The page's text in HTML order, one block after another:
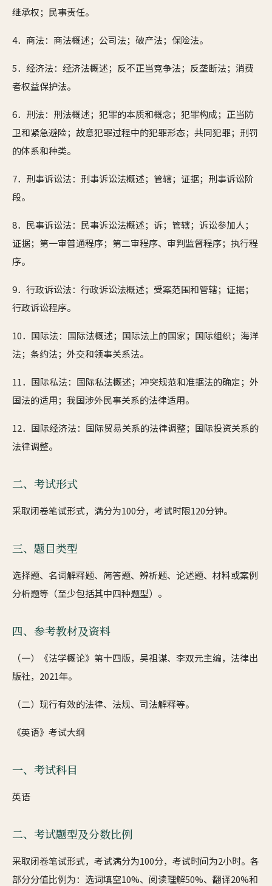
继承权；民事责任。
4．商法：商法概述；公司法；破产法；保险法。
5．经济法：经济法概述；反不正当竞争法；反垄断法；消费
者权益保护法。
6．刑法：刑法概述；犯罪的本质和概念；犯罪构成；正当防
卫和紧急避险；故意犯罪过程中的犯罪形态；共同犯罪；刑罚
的体系和种类。
7．刑事诉讼法：刑事诉讼法概述；管辖；证据；刑事诉讼阶
段。
8．民事诉讼法：民事诉讼法概述；诉；管辖；诉讼参加人；
证据；第一审普通程序；第二审程序、审判监督程序；执行程
序。
9．行政诉讼法：行政诉讼法概述；受案范围和管辖；证据；
行政诉讼程序。
10．国际法：国际法概述；国际法上的国家；国际组织；海洋
法；条约法；外交和领事关系法。
11．国际私法：国际私法概述；冲突规范和准据法的确定；外
国法的适用；我国涉外民事关系的法律适用。
12．国际经济法：国际贸易关系的法律调整；国际投资关系的
法律调整。
二、考试形式
采取闭卷笔试形式，满分为100分，考试时限120分钟。
三、题目类型
选择题、名词解释题、简答题、辨析题、论述题、材料或案例
分析题等（至少包括其中四种题型）。
四、参考教材及资料
（一）《法学概论》第十四版，吴祖谋、李双元主编，法律出
版社，2021年。
（二）现行有效的法律、法规、司法解释等。
《英语》考试大纲
一、考试科目
英语
二、考试题型及分数比例
采取闭卷笔试形式，考试满分为100分，考试时间为2小时。各
部分分值比例为：选词填空10%、阅读理解50%、翻译20%和